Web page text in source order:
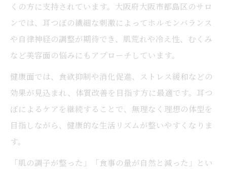
くの方に支持されています。大阪府大阪市都島区のサロ
ンでは、耳つぼの繊細な刺激によってホルモンバランス
や自律神経の調整が期待でき、肌荒れや冷え性、むくみ
など美容面の悩みにもアプローチしています。
健康面では、食欲抑制や消化促進、ストレス緩和などの
効果が見込まれ、体質改善を目指す方に最適です。耳つ
ぼによるケアを継続することで、無理なく理想の体型を
目指しながら、健康的な生活リズムが整いやすくなりま
す。
「肌の調子が整った」「食事の量が自然と減った」とい